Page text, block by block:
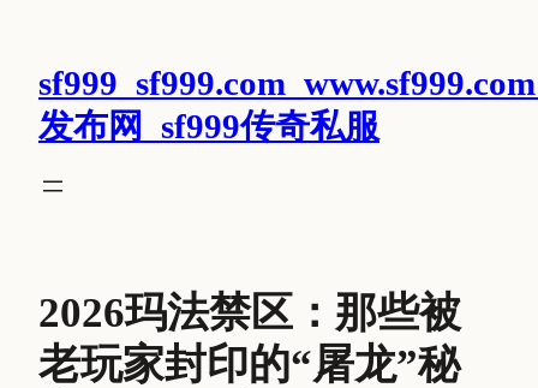
发布网_sf999传奇私服
2026玛法禁区：那些被
老玩家封印的“屠龙”秘